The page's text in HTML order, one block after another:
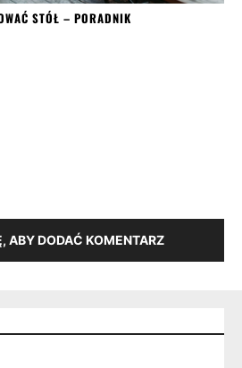
STÓŁ – PORADNIK
ABY DODAĆ KOMENTARZ